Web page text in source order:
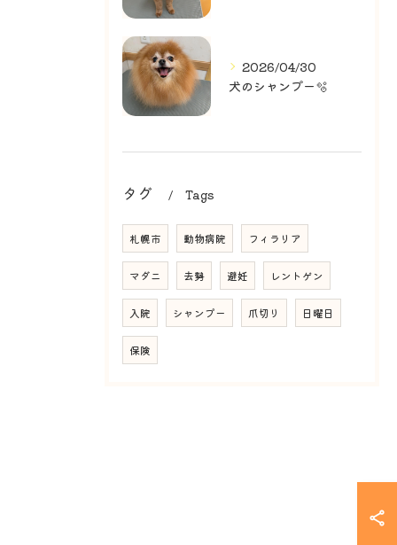
2026/04/30
犬のシャンプー🫧
タグ Tags
札幌市 動物病院 フィラリア
マダニ 去勢 避妊 レントゲン
入院 シャンプー 爪切り 日曜日
保険